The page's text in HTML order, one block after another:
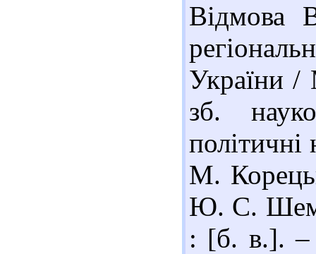
Відмова
України
зб.
М.
Ю. С.
: [б. в.].